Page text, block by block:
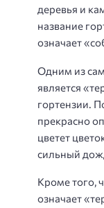
деревья и
название
означает
Одним из
является
гортензии.
прекрасно
цветет
сильный
Кроме того,
означает